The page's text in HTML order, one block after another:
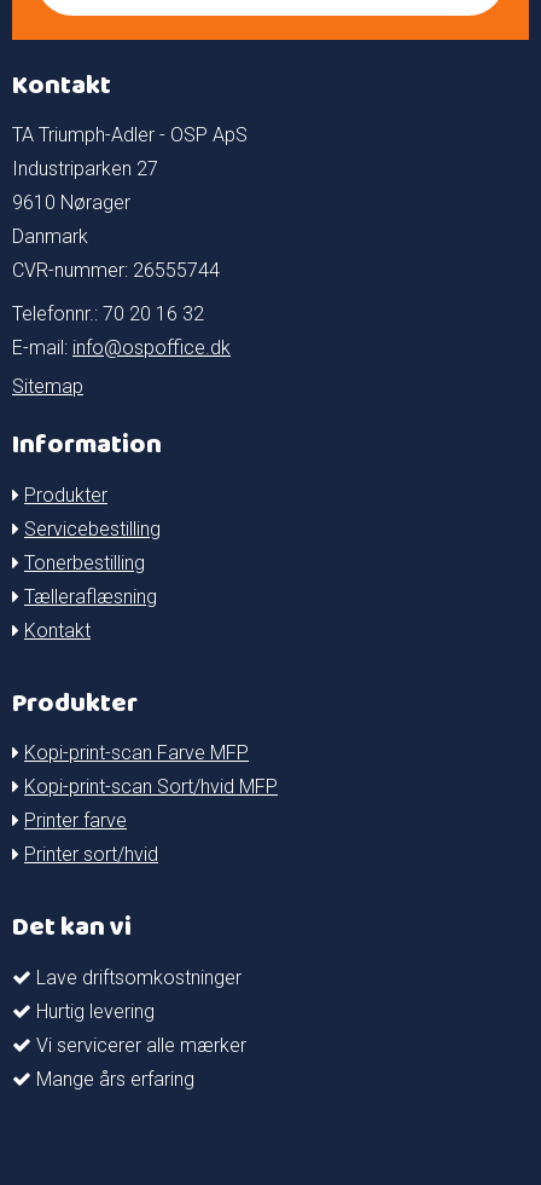
Kontakt
TA Triumph-Adler - OSP ApS
Industriparken 27
9610 Nørager
Danmark
CVR-nummer: 26555744
Telefonnr.: 70 20 16 32
E-mail : info@ospoffice.dk
Sitemap
Information
Produkter
Servicebestilling
Tonerbestilling
Tælleraflæsning
Kontakt
Produkter
Kopi-print-scan Farve MFP
Kopi-print-scan Sort/hvid MFP
Printer farve
Printer sort/hvid
Det kan vi
Lave driftsomkostninger
Hurtig levering
Vi servicerer alle mærker
Mange års erfaring